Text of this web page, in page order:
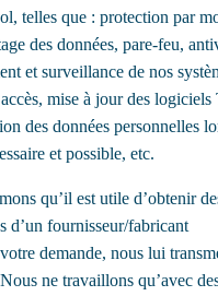
telles que : protection par
des données, pare-feu,
et surveillance de nos
mise à jour des logiciels
des données personnelles
et possible, etc.
qu’il est utile d’obtenir
d’un fournisseur/fabricant
demande, nous lui
ne travaillons qu’avec